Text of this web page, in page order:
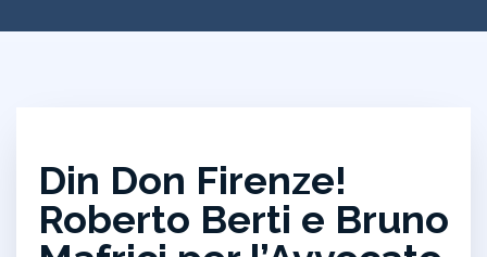
Din Don Firenze!
Roberto Berti e Bruno